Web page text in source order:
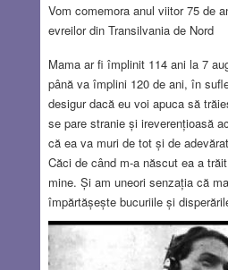
Vom comemora anul viitor 75 de
evreilor din Transilvania de Nord
Mama ar fi împlinit 114 ani la 7
până va împlini 120 de ani, în
desigur dacă eu voi apuca să
se pare stranie și ireverențioasă
că ea va muri de tot și de
Căci de când m-a născut ea a
mine. Și am uneori senzația că
împărtășește bucuriile și
clipă a vieții ei binecuvântate a
brațele mele, chinuită, căci la
peste ea un cancer nemilos și